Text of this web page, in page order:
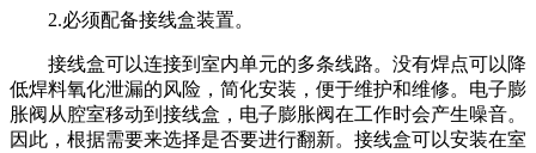
2.必须配备接线盒装置。
接线盒可以连接到室内单元的多条线路。没有焊点可以降
低焊料氧化泄漏的风险，简化安装，便于维护和维修。电子膨
胀阀从腔室移动到接线盒，电子膨胀阀在工作时会产生噪音。
因此，根据需要来选择是否要进行翻新。接线盒可以安装在室